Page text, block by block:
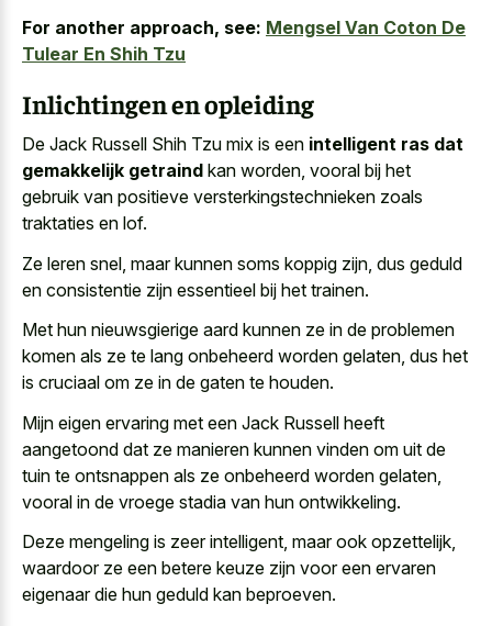
For another approach, see: Mengsel Van Coton De
Tulear En Shih Tzu
Inlichtingen en opleiding
De Jack Russell Shih Tzu mix is een intelligent ras dat
gemakkelijk getraind kan worden, vooral bij het
gebruik van positieve versterkingstechnieken zoals
traktaties en lof.
Ze leren snel, maar kunnen soms koppig zijn, dus geduld
en consistentie zijn essentieel bij het trainen.
Met hun nieuwsgierige aard kunnen ze in de problemen
komen als ze te lang onbeheerd worden gelaten, dus het
is cruciaal om ze in de gaten te houden.
Mijn eigen ervaring met een Jack Russell heeft
aangetoond dat ze manieren kunnen vinden om uit de
tuin te ontsnappen als ze onbeheerd worden gelaten,
vooral in de vroege stadia van hun ontwikkeling.
Deze mengeling is zeer intelligent, maar ook opzettelijk,
waardoor ze een betere keuze zijn voor een ervaren
eigenaar die hun geduld kan beproeven.